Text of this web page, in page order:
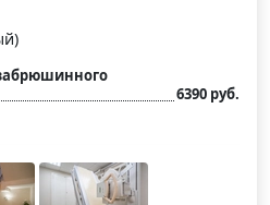
6390 руб.